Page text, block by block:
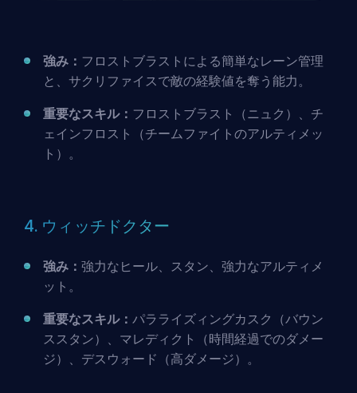
強み： フロストブラストによる簡単なレーン管理
と、サクリファイスで敵の経験値を奪う能力。
重要なスキル： フロストブラスト（ニュク）、チ
ェインフロスト（チームファイトのアルティメッ
ト）。
4. ウィッチドクター
強み： 強力なヒール、スタン、強力なアルティメ
ット。
重要なスキル： パラライズィングカスク（バウン
ススタン）、マレディクト（時間経過でのダメー
ジ）、デスウォード（高ダメージ）。